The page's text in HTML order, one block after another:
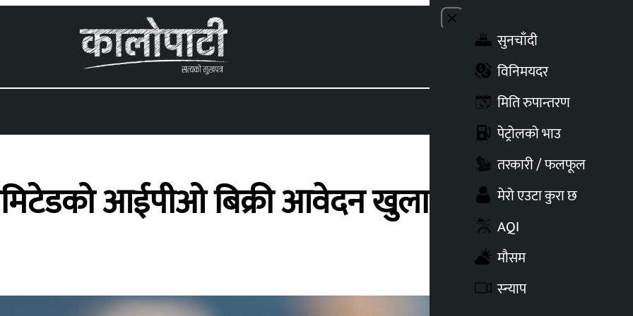
Close menu
सुनचाँदी
विनिमयदर
मिति रुपान्तरण
पेट्रोलको भाउ
तरकारी / फलफूल
मेरो एउटा कुरा छ
AQI
मौसम
स्न्याप
आईपीओ बिक्री आवेदन खुला